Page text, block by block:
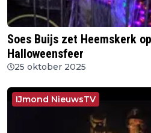
Soes Buijs zet Heemskerk
Halloweensfeer
25 oktober 2025
IJmond NieuwsTV